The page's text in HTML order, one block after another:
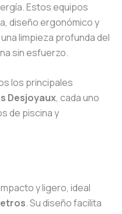
Estos equipos
diseño ergonómico y
limpieza profunda del
sin esfuerzo.
los principales
Desjoyaux, cada uno
de piscina y
y ligero, ideal
. Su diseño facilita